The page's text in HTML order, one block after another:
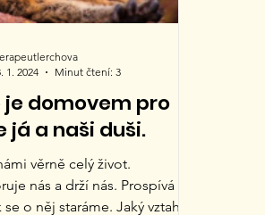
je domovem pro
já a naši duši.
věrně celý život.
nás a drží nás. Prospívá
se o něj staráme. Jaký vztah
1. 2024
Minut čtení: 3